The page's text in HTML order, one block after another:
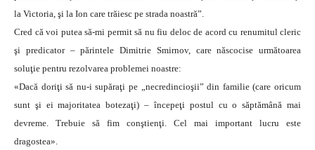
la Victoria, şi la Ion care trăiesc pe strada noastră”.
Cred că voi putea să-mi permit să nu fiu deloc de acord cu renumitul cleric
şi predicator – părintele Dimitrie Smirnov, care născocise următoarea
soluţie pentru rezolvarea problemei noastre:
«Dacă doriţi să nu-i supăraţi pe „necredincioşii” din familie (care oricum
sunt şi ei majoritatea botezaţi) – începeţi postul cu o săptămână mai
devreme. Trebuie să fim conştienţi. Cel mai important lucru este
dragostea».